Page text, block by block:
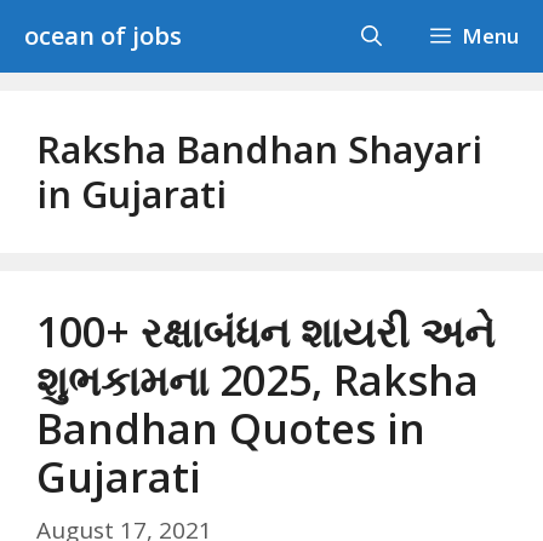
ocean of jobs Menu
Raksha Bandhan Shayari
in Gujarati
100+ રક્ષાબંધન શાયરી અને
શુભકામના 2025, Raksha
Bandhan Quotes in
Gujarati
August 17, 2021